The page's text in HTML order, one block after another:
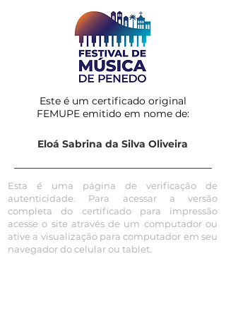
Este é um certificado original
FEMUPE emitido em nome de:
Eloá Sabrina da Silva Oliveira
Esta é uma página de verificação de
autenticidade. Para acessar a versão
completa do certificado para impressão
acesse o site através de um computador ou
ative a visualização para computador em seu
navegador do celular ou tablet.